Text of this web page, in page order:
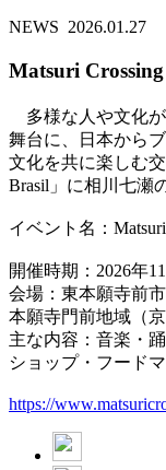
NEWS 2026.01.27
Matsuri
多様な人や文化
舞台に、日本から
文化を共に楽しむ
Brasil」に相川七瀬
イベント名：
開催時期：2026年
会場：東本願寺前
本願寺門前地域（京
主な内容：音楽・
ショップ・フード
https://